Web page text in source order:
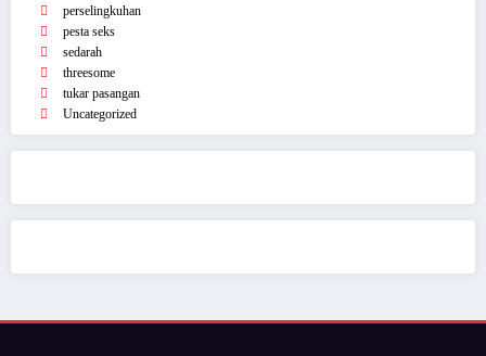
perselingkuhan
pesta seks
sedarah
threesome
tukar pasangan
Uncategorized